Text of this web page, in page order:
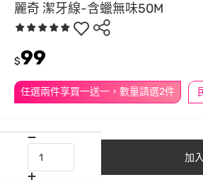
麗奇 潔牙線-含蠟無味50M
任選兩件享買一送一，數量請選2件
$99
加